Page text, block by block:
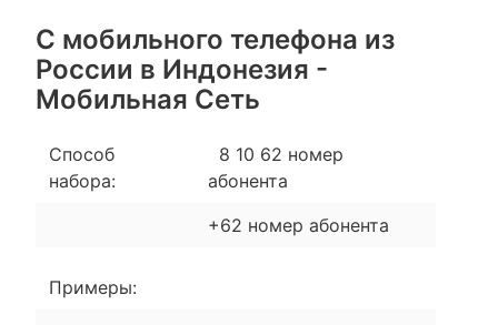
С мобильного телефона из
России в Индонезия -
Мобильная Сеть
Способ
набора:
8 10 62 номер
абонента
+62 номер абонента
Примеры: